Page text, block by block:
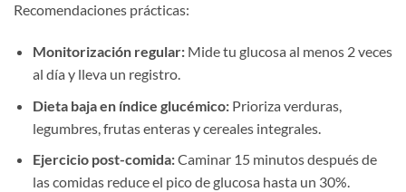
Recomendaciones prácticas:
Monitorización regular:Mide tu glucosa al menos 2 veces
al día y lleva un registro.
Dieta baja en índice glucémico:Prioriza verduras,
legumbres, frutas enteras y cereales integrales.
Ejercicio post-comida:Caminar 15 minutos después de
las comidas reduce el pico de glucosa hasta un 30%.